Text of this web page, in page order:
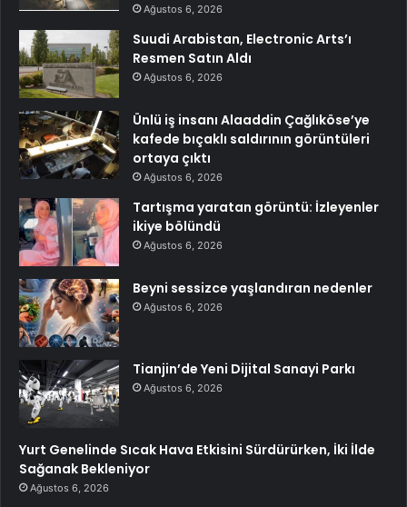
Ağustos 6, 2026
Suudi Arabistan, Electronic Arts’ı
Resmen Satın Aldı
Ağustos 6, 2026
Ünlü iş insanı Alaaddin Çağlıköse’ye
kafede bıçaklı saldırının görüntüleri
ortaya çıktı
Ağustos 6, 2026
Tartışma yaratan görüntü: İzleyenler
ikiye bölündü
Ağustos 6, 2026
Beyni sessizce yaşlandıran nedenler
Ağustos 6, 2026
Tianjin’de Yeni Dijital Sanayi Parkı
Ağustos 6, 2026
Yurt Genelinde Sıcak Hava Etkisini Sürdürürken, İki İlde
Sağanak Bekleniyor
Ağustos 6, 2026